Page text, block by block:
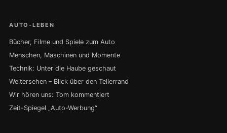
AUTO-LEBEN
Bücher, Filme und Spiele zum Auto
Menschen, Maschinen und Momente
Technik: Unter die Haube geschaut
Weitersehen – Blick über den Tellerrand
Wir hören uns: Tom kommentiert
Zeit-Spiegel „Auto-Werbung“